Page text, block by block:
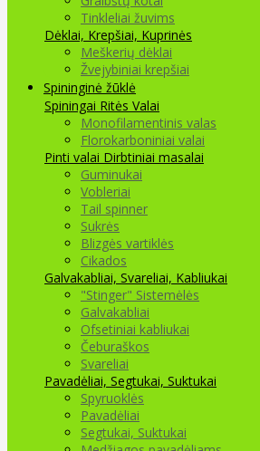
Tinkleliai žuvims
Dėklai, Krepšiai, Kuprinės
Meškerių dėklai
Žvejybiniai krepšiai
Spininginė žūklė
Spiningai Ritės Valai
Monofilamentinis valas
Florokarboniniai valai
Pinti valai Dirbtiniai masalai
Guminukai
Vobleriai
Tail spinner
Sukrės
Blizgės vartiklės
Cikados
Galvakabliai, Svareliai, Kabliukai
"Stinger" Sistemėlės
Galvakabliai
Ofsetiniai kabliukai
Čeburaškos
Svareliai
Pavadėliai, Segtukai, Suktukai
Spyruoklės
Pavadėliai
Segtukai, Suktukai